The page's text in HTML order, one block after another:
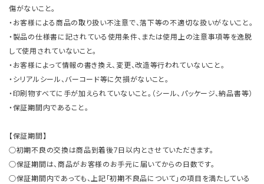
傷がないこと。
・お客様による商品の取り扱い不注意で、落下等の不適切な扱いがないこと。
・製品の仕様書に記されている使用条件、または使用上の注意事項等を逸脱
して使用されていないこと。
・お客様によって情報の書き換え、変更、改造等行われていないこと。
・シリアルシール、バーコード等に欠損がないこと。
・印刷物すべてに手が加えられていないこと。（シール、パッケージ、納品書等）
・保証期間内であること。
【保証期間】
○初期不良の交換は商品到着後7日以内とさせていただきます。
○保証期間は、商品がお客様のお手元に届いてからの日数です。
○保証期間内であっても、上記「初期不良品について」の項目を満たしている